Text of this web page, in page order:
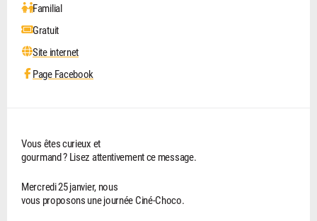
Familial
Gratuit
Site internet
Page Facebook
Vous êtes curieux et
gourmand ? Lisez attentivement ce message.
Mercredi 25 janvier, nous
vous proposons une journée Ciné-Choco.